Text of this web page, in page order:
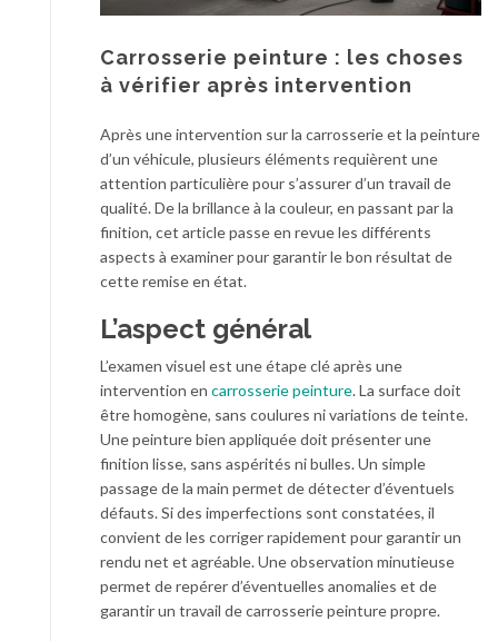
Carrosserie peinture : les choses
à vérifier après intervention
Après une intervention sur la carrosserie et la peinture
d’un véhicule, plusieurs éléments requièrent une
attention particulière pour s’assurer d’un travail de
qualité. De la brillance à la couleur, en passant par la
finition, cet article passe en revue les différents
aspects à examiner pour garantir le bon résultat de
cette remise en état.
L’aspect général
L’examen visuel est une étape clé après une
intervention en carrosserie peinture. La surface doit
être homogène, sans coulures ni variations de teinte.
Une peinture bien appliquée doit présenter une
finition lisse, sans aspérités ni bulles. Un simple
passage de la main permet de détecter d’éventuels
défauts. Si des imperfections sont constatées, il
convient de les corriger rapidement pour garantir un
rendu net et agréable. Une observation minutieuse
permet de repérer d’éventuelles anomalies et de
garantir un travail de carrosserie peinture propre.